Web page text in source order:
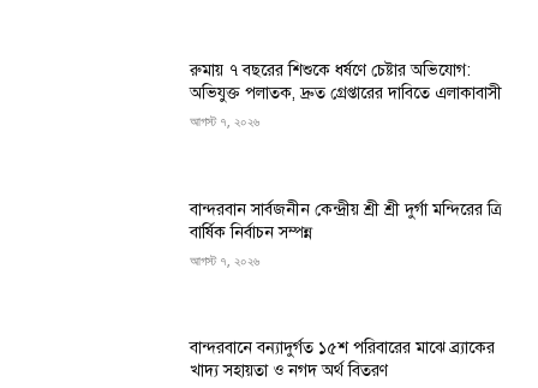
রুমায় ৭ বছরের শিশুকে ধর্ষণে চেষ্টার অভিযোগ:
অভিযুক্ত পলাতক, দ্রুত গ্রেপ্তারের দাবিতে এলাকাবাসী
আগস্ট ৭, ২০২৬
বান্দরবান সার্বজনীন কেন্দ্রীয় শ্রী শ্রী দুর্গা মন্দিরের ত্রি
বার্ষিক নির্বাচন সম্পন্ন
আগস্ট ৭, ২০২৬
বান্দরবানে বন্যাদুর্গত ১৫শ পরিবারের মাঝে ব্র্যাকের
খাদ্য সহায়তা ও নগদ অর্থ বিতরণ